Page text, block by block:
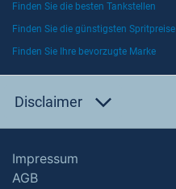
Finden Sie die besten Tankstellen
Finden Sie die günstigsten Spritpreise
Finden Sie Ihre bevorzugte Marke
Disclaimer
Impressum
AGB